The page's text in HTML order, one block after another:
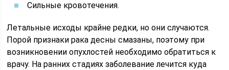
Сильные кровотечения.
Летальные исходы крайне редки, но они случаются.
Порой признаки рака десны смазаны, поэтому при
возникновении опухлостей необходимо обратиться к
врачу. На ранних стадиях заболевание лечится куда